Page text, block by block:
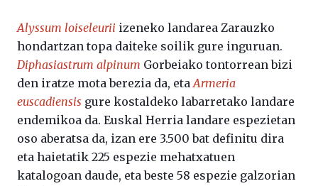
Alyssum loiseleurii izeneko landarea Zarauzko
hondartzan topa daiteke soilik gure inguruan.
Diphasiastrum alpinum Gorbeiako tontorrean bizi
den iratze mota berezia da, eta Armeria
euscadiensis gure kostaldeko labarretako landare
endemikoa da. Euskal Herria landare espezietan
oso aberatsa da, izan ere 3.500 bat definitu dira
eta haietatik 225 espezie mehatxatuen
katalogoan daude, eta beste 58 espezie galzorian